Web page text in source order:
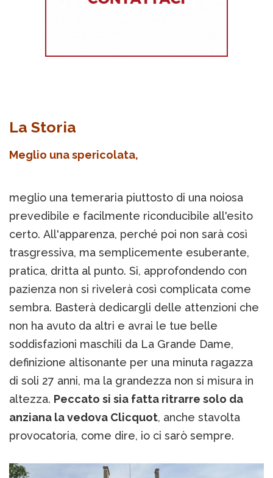
La Storia
Meglio una spericolata,
meglio una temeraria piuttosto di una noiosa
prevedibile e facilmente riconducibile all'esito
certo. All'apparenza, perché poi non sarà così
trasgressiva, ma semplicemente esuberante,
pratica, dritta al punto. Si, approfondendo con
pazienza non si rivelerà così complicata come
sembra. Basterà dedicargli delle attenzioni che
non ha avuto da altri e avrai le tue belle
soddisfazioni maschili da La Grande Dame,
definizione altisonante per una minuta ragazza
di soli 27 anni, ma la grandezza non si misura in
altezza. Peccato si sia fatta ritrarre solo da
anziana la vedova Clicquot, anche stavolta
provocatoria, come dire, io ci sarò sempre.